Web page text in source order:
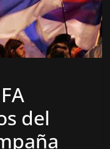
del